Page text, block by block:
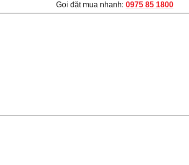
Gọi đặt mua nhanh: 0975 85 1800